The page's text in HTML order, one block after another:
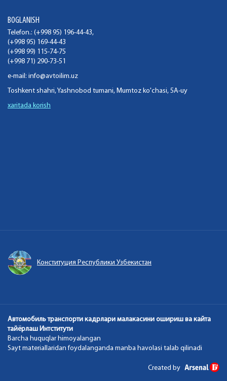
BOGLANISH
Telefon.: (+998 95) 196-44-43,
(+998 95) 169-44-43
(+998 99) 115-74-75
(+998 71) 290-73-51
e-mail: info@avtoilim.uz
Toshkent shahri, Yashnobod tumani, Mumtoz ko'chasi, 5A-uy
xaritada korish
Конституция Республики Узбекистан
Автомобиль транспорти кадрлари малакасини ошириш ва кайта
тайёрлаш Интститути
Barcha huquqlar himoyalangan
Sayt materiallaridan foydalanganda manba havolasi talab qilinadi
Created by